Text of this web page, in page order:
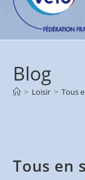
Blog
> Loisir > Tous
Tous en